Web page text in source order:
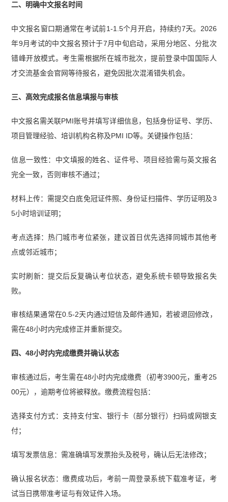
二、明确中文报名时间
中文报名窗口期通常在考试前1-1.5个月开启，持续约7天。2026
年9月考试的中文报名预计于7月中旬启动，采用分地区、分批次
错峰开放模式。考生需根据所在城市批次，提前登录中国国际人
才交流基金会官网等待报名，避免因批次混淆错失机会。
三、高效完成报名信息填报与审核
中文报名需关联PMI账号并填写详细信息，包括身份证号、学历、
项目管理经验、培训机构名称及PMI ID等。关键操作包括：
信息一致性：中文填报的姓名、证件号、项目经验需与英文报名
完全一致，否则审核不通过；
材料上传：需提交白底免冠证件照、身份证扫描件、学历证明及3
5小时培训证明；
考点选择：热门城市考位紧张，建议首日优先选择同城市其他考
点或邻近城市；
实时刷新：提交后反复确认考位状态，避免系统卡顿导致报名失
败。
审核结果通常在0.5-2天内通过短信及邮件通知，若被退回修改，
需在48小时内完成修正并重新提交。
四、48小时内完成缴费并确认状态
审核通过后，考生需在48小时内完成缴费（初考3900元，重考25
00元），逾期考位将被释放。缴费流程包括：
选择支付方式：支持支付宝、银行卡（部分银行）扫码或网银支
付；
填写发票信息：需准确填写发票抬头及税号，确认后无法修改；
确认报名状态：缴费成功后，考前一周登录系统下载准考证，考
试当日携带准考证与有效证件入场。